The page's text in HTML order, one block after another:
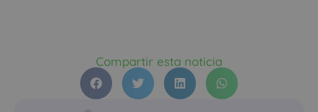
Compartir esta noticia